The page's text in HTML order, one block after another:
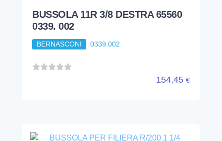
BUSSOLA 11R 3/8 DESTRA 65560
0339. 002
BERNASCONI 0339.002
154,45 €